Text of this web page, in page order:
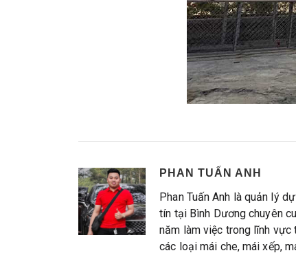
PHAN TUẤN ANH
Phan Tuấn Anh là quản lý
tín tại Bình Dương chuyên
năm làm việc trong lĩnh vực
các loại mái che, mái xếp,